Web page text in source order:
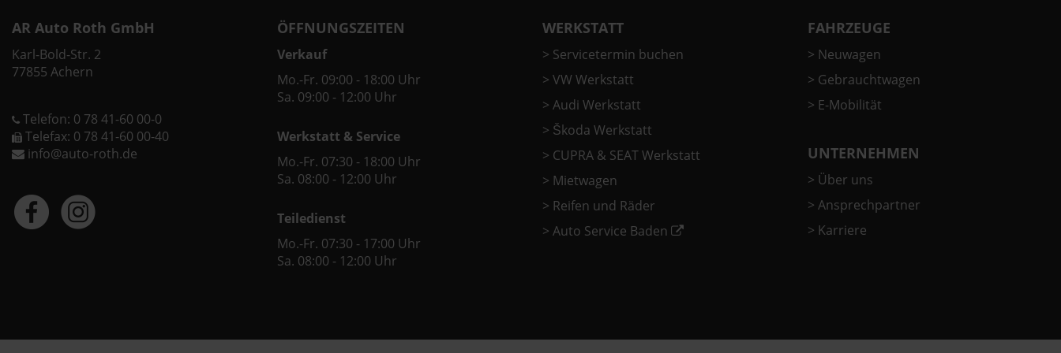
AR Auto Roth GmbH
Karl-Bold-Str. 2
77855 Achern
Telefon: 0 78 41-60 00-0
Telefax: 0 78 41-60 00-40
info@auto-roth.de
ÖFFNUNGSZEITEN
Verkauf
Mo.-Fr. 09:00 - 18:00 Uhr
Sa. 09:00 - 12:00 Uhr
Werkstatt & Service
Mo.-Fr. 07:30 - 18:00 Uhr
Sa. 08:00 - 12:00 Uhr
Teiledienst
Mo.-Fr. 07:30 - 17:00 Uhr
Sa. 08:00 - 12:00 Uhr
WERKSTATT
> Servicetermin buchen
> VW Werkstatt
> Audi Werkstatt
> Škoda Werkstatt
> CUPRA & SEAT Werkstatt
> Mietwagen
> Reifen und Räder
> Auto Service Baden
FAHRZEUGE
> Neuwagen
> Gebrauchtwagen
> E-Mobilität
UNTERNEHMEN
> Über uns
> Ansprechpartner
> Karriere